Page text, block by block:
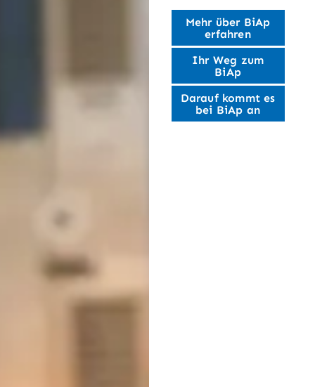
Mehr über BiAp
erfahren
Ihr Weg zum
BiAp
Darauf kommt es
bei BiAp an